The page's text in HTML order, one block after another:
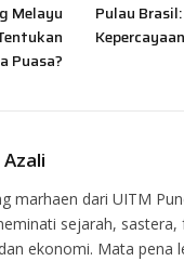
Melayu
Puasa?
Pulau
marhaen dari UITM
sejarah, sastera,
ekonomi. Mata pena